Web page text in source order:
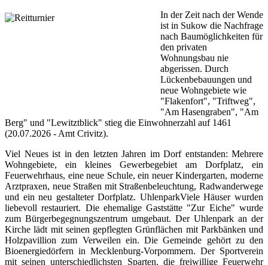
In der Zeit nach der Wende
ist in Sukow die Nachfrage
nach Baumöglichkeiten für
den privaten
Wohnungsbau nie
abgerissen. Durch
Lückenbebauungen und
neue Wohngebiete wie
"Flakenfort", "Triftweg",
"Am Hasengraben", "Am
Berg" und "Lewitztblick" stieg die Einwohnerzahl auf 1461
(20.07.2026 - Amt Crivitz).
Viel Neues ist in den letzten Jahren im Dorf entstanden: Mehrere
Wohngebiete, ein kleines Gewerbegebiet am Dorfplatz, ein
Feuerwehrhaus, eine neue Schule, ein neuer Kindergarten, moderne
Arztpraxen, neue Straßen mit Straßenbeleuchtung, Radwanderwege
und ein neu gestalteter Dorfplatz. UhlenparkViele Häuser wurden
liebevoll restauriert. Die ehemalige Gaststätte "Zur Eiche" wurde
zum Bürgerbegegnungszentrum umgebaut. Der Uhlenpark an der
Kirche lädt mit seinen gepflegten Grünflächen mit Parkbänken und
Holzpavillion zum Verweilen ein. Die Gemeinde gehört zu den
Bioenergiedörfern in Mecklenburg-Vorpommern. Der Sportverein
mit seinen unterschiedlichsten Sparten, die freiwillige Feuerwehr